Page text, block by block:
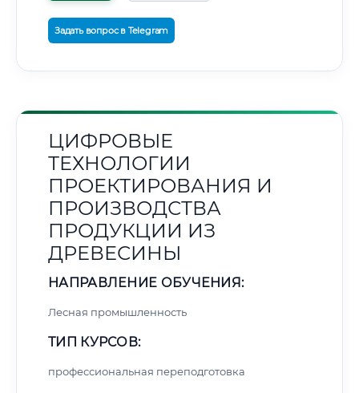
Задать вопрос в Telegram
ЦИФРОВЫЕ
ТЕХНОЛОГИИ
ПРОЕКТИРОВАНИЯ И
ПРОИЗВОДСТВА
ПРОДУКЦИИ ИЗ
ДРЕВЕСИНЫ
НАПРАВЛЕНИЕ ОБУЧЕНИЯ:
Лесная промышленность
ТИП КУРСОВ:
профессиональная переподготовка